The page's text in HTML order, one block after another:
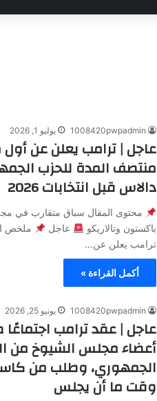
1008420pwpadmin يوليو 1, 2026
عاجل | ترامب يعلن عن
منتصف المدة للحزب
دالاس قبل انتخابات 2026
محتوى المقال سباق متقارب في
باكستون وتالاريكو
عاجل
ملخص
ترامب يعلن عن…
أكمل القراءة »
1008420pwpadmin يونيو 25, 2026
عاجل | عقد ترامب
أعضاء مجلس الشيوخ من
الجمهوري، وطلب من
وقت ما أن يجلس